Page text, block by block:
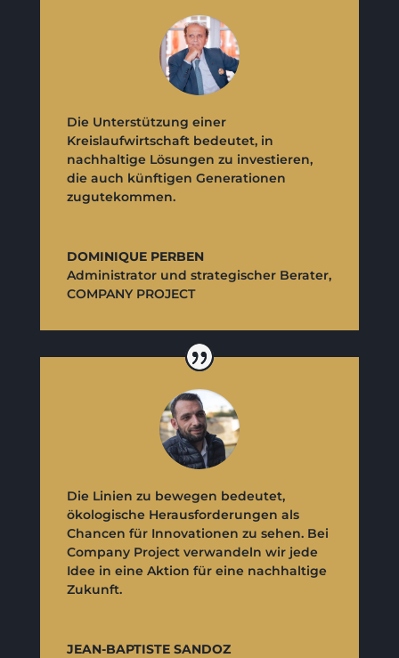
Die Unterstützung einer
Kreislaufwirtschaft bedeutet, in
nachhaltige Lösungen zu investieren,
die auch künftigen Generationen
zugutekommen.
DOMINIQUE PERBEN
Administrator und strategischer Berater,
COMPANY PROJECT
Die Linien zu bewegen bedeutet,
ökologische Herausforderungen als
Chancen für Innovationen zu sehen. Bei
Company Project verwandeln wir jede
Idee in eine Aktion für eine nachhaltige
Zukunft.
JEAN-BAPTISTE SANDOZ